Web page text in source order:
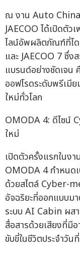
ณ งาน Auto
JAECOO ได้เปิดตัว
ไลน์อัพผลิตภัณฑ์ที่โ
และ JAECOO 7 ซึ่
แบรนด์อย่างชัดเจน
ออฟโรดระดับพรีเมี
ใหม่ทั่วโลก
OMODA 4: ดีไซน์
ใหม่
เปิดตัวครั้งแรกในง
OMODA 4 กำหนด
ด้วยสไตล์ Cyber-
อัจฉริยะที่ออกแบบม
ระบบ AI Cabin ผส
สื่อสารด้วยเสียงที่มี
ขับขี่ในชีวิตประจำวัน